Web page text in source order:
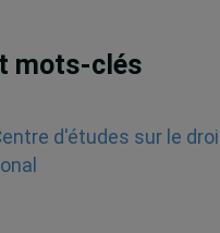
mots-clés
d'études sur le